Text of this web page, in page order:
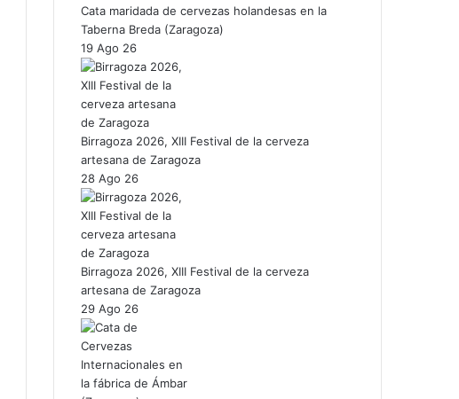
Cata maridada de cervezas holandesas en la
Taberna Breda (Zaragoza)
19 Ago 26
Birragoza 2026, XIII Festival de la cerveza
artesana de Zaragoza
28 Ago 26
Birragoza 2026, XIII Festival de la cerveza
artesana de Zaragoza
29 Ago 26